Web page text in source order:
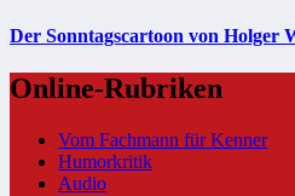
Der Sonntagscartoon von Holger
Online-Rubriken
Vom Fachmann für Kenner
Humorkritik
Audio